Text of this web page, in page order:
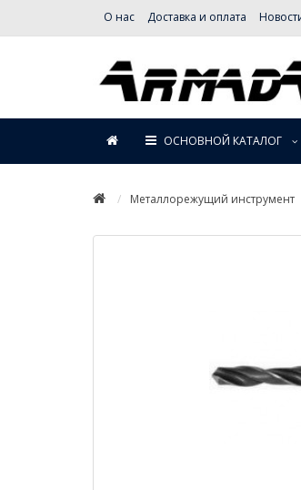
О нас Доставка и оплата
ОСНОВНОЙ КАТАЛОГ
Металлорежущий инструмент